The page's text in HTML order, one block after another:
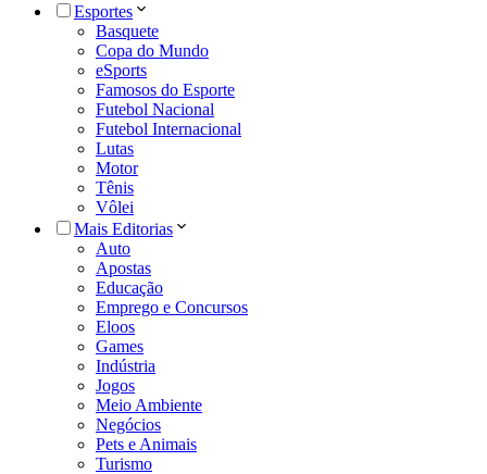
Esportes
Basquete
Copa do Mundo
eSports
Famosos do Esporte
Futebol Nacional
Futebol Internacional
Lutas
Motor
Tênis
Vôlei
Mais Editorias
Auto
Apostas
Educação
Emprego e Concursos
Eloos
Games
Indústria
Jogos
Meio Ambiente
Negócios
Pets e Animais
Turismo